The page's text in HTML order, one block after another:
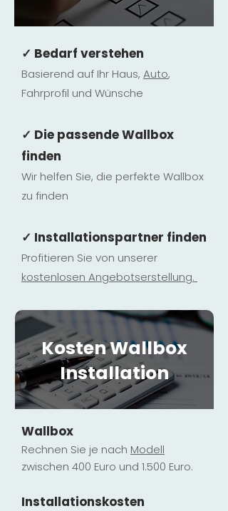
✓ Bedarf verstehen
Basierend auf Ihr Haus, Auto,
Fahrprofil und Wünsche
✓ Die passende Wallbox
finden
Wir helfen Sie, die perfekte Wallbox
zu finden
✓ Installationspartner finden
Profitieren Sie von unserer
kostenlosen Angebotserstellung.
Kosten Wallbox
Installation
Wallbox
Rechnen Sie je nach Modell
zwischen 400 Euro und 1.500 Euro.
Installationskosten